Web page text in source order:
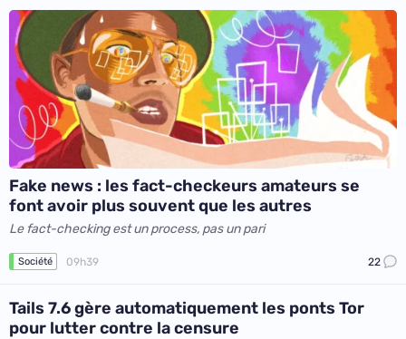
Fake news : les fact-checkeurs amateurs se
font avoir plus souvent que les autres
Le fact-checking est un process, pas un pari
Société 09h39 22
Tails 7.6 gère automatiquement les ponts Tor
pour lutter contre la censure